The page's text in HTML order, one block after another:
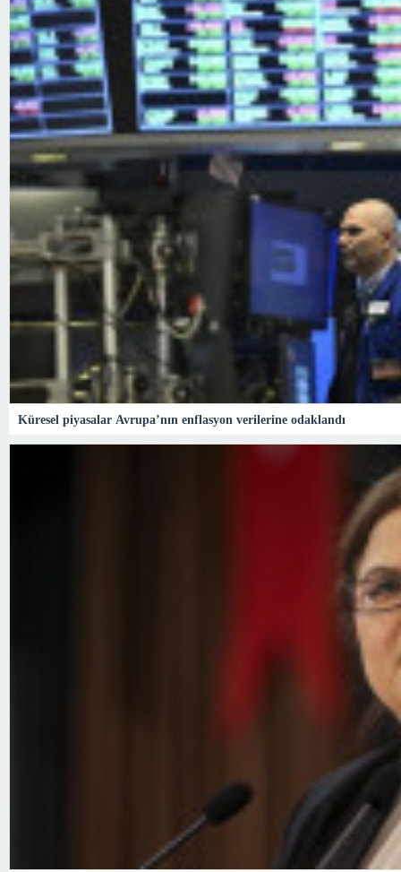
Küresel piyasalar Avrupa’nın enflasyon verilerine odaklandı